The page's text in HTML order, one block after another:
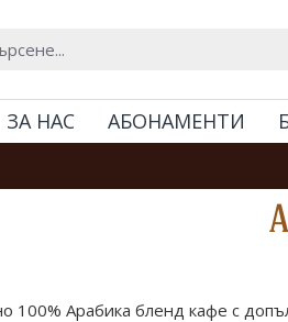
ЗА НАС АБОНАМЕНТИ
100% Арабика бленд кафе с